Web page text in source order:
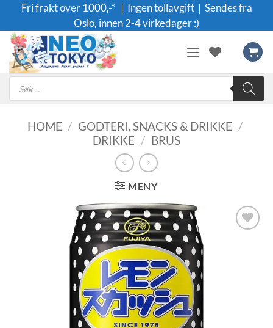
content
Fri frakt over 1000,-* ｜Ingen tollavgift｜Sendes fra
Oslo, innen 2-4 virkedager :)
Products
search
HOME / GODTERI, SNACKS & DRIKKE /
DRIKKE / BRUS
MENY